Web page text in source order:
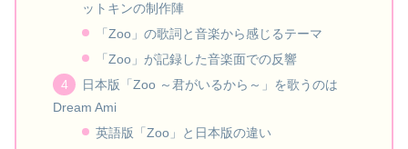
ットキンの制作陣
「Zoo」の歌詞と音楽から感じるテーマ
「Zoo」が記録した音楽面での反響
日本版「Zoo ～君がいるから～」を歌うのは
Dream Ami
英語版「Zoo」と日本版の違い